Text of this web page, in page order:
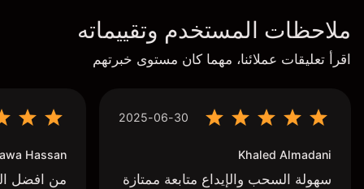
ملاحظات المستخدم وتقييماته
اقرأ تعليقات عملائنا، مهما كان مستوى خبرتهم
2025-06-30
Khaled Almadani
سهولة السحب والإيداع متابعة ممتازة
Hassan
من افضل